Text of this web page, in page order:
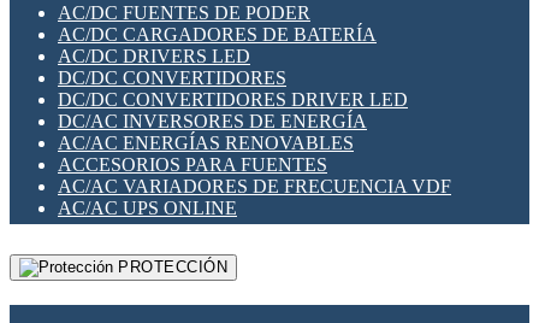
SWITCH Y MICROSWITCH
TARJETAS PI
UNIÓN Y DERIVACIÓN DE CABLE
PLACAS MODULARES IOT
SWITCHES Y REDES WIFI
SOLUCIONES IOT
SOLUCIONES LORAWAN
SOLUCIONES RED CELULAR
SEGURIDAD PARA REDES
SWITCHES LAN
TELEFONÍA IP (VOIP)
VIGILANCIA IP (CCTV)
MESHTASTIC
AC/DC FUENTES DE PODER
AC/DC CARGADORES DE BATERÍA
AC/DC DRIVERS LED
DC/DC CONVERTIDORES
DC/DC CONVERTIDORES DRIVER LED
DC/AC INVERSORES DE ENERGÍA
AC/AC ENERGÍAS RENOVABLES
ACCESORIOS PARA FUENTES
AC/AC VARIADORES DE FRECUENCIA VDF
AC/AC UPS ONLINE
PROTECCIÓN